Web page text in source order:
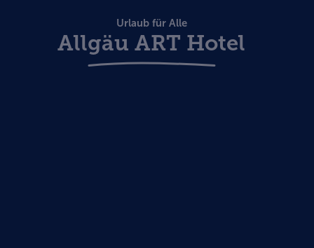
Urlaub für Alle
Allgäu ART Hotel